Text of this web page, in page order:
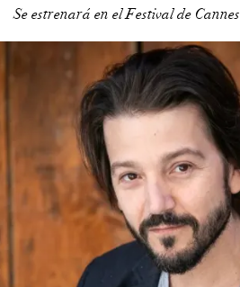
Se estrenará en el Festival de Cannes